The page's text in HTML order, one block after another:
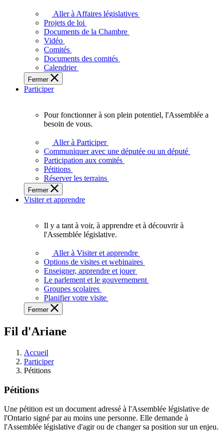
adopte
touchent
des
Ontariennes
et
Aller à Affaires législatives
Projets de loi
Documents de la Chambre
Vidéo
Comités
Documents des comités
Calendrier
Fermer
Participer
plein
potentiel,
l'Assemblée
a
besoin
de
Pour fonctionner à son plein potentiel, l'Assemblée a
besoin de vous.
Aller à Participer
Communiquer avec une députée ou un député
Participation aux comités
Pétitions
Réserver les terrains
Fermer
Visiter et apprendre
voir,
apprendre
et
à
à
législative.
Il y a tant à voir, à apprendre et à découvrir à
l'Assemblée législative.
Aller à Visiter et apprendre
Options de visites et webinaires
Enseigner, apprendre et jouer
Le parlement et le gouvernement
Groupes scolaires
Planifier votre visite
Fermer
Fil d'Ariane
Accueil
Participer
Pétitions
Pétitions
Une pétition est un document adressé à l'Assemblée législative de
l'Ontario signé par au moins une personne. Elle demande à
l'Assemblée législative d'agir ou de changer sa position sur un enjeu.